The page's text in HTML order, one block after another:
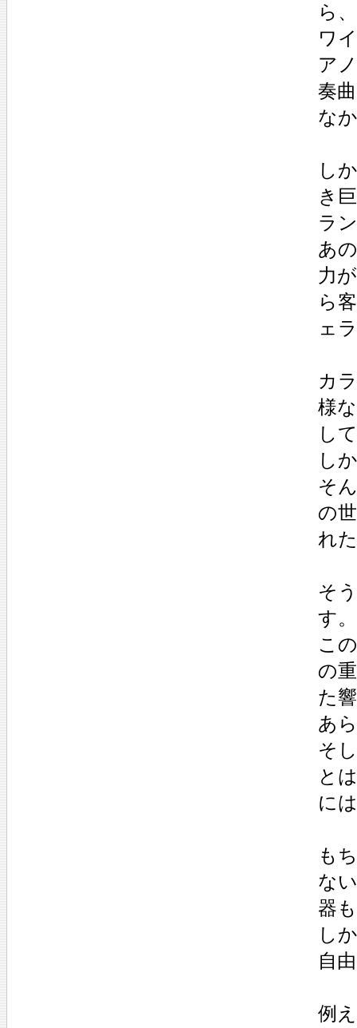
ら
ワ
ア
奏
な
し
き
ラ
あ
力
ら
ェ
カ
様
し
し
そ
の
れ
そ
す。
こ
の
た
あ
そ
と
に
も
な
器
し
自
例